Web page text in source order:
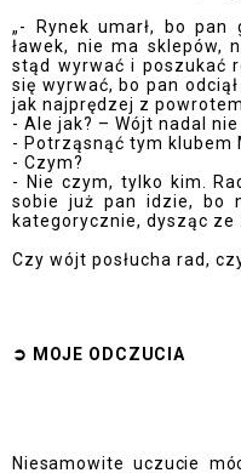
„- Rynek umarł, bo
ławek, nie ma sklepów,
stąd wyrwać i poszukać
się wyrwać, bo pan
jak najprędzej z
- Ale jak? – Wójt nadal
- Potrząsnąć tym klubem
- Czym?
- Nie czym, tylko kim.
sobie już pan idzie, bo
kategorycznie, dysząc ze
Czy wójt posłucha rad,
➲ MOJE ODCZUCIA
Niesamowite uczucie